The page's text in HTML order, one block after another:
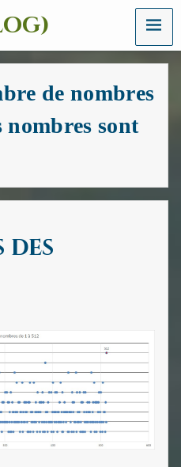
MENU
de nombres
nombres sont
des